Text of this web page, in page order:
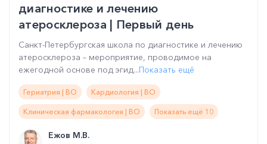
диагностике и лечению
атеросклероза | Первый день
Санкт-Петербургская школа по диагностике и лечению
атеросклероза – мероприятие, проводимое на
ежегодной основе под эгид...Показать ещё
Гериатрия | ВО Кардиология | ВО
Клиническая фармакология | ВО Показать ещё 10
Ежов М.В.